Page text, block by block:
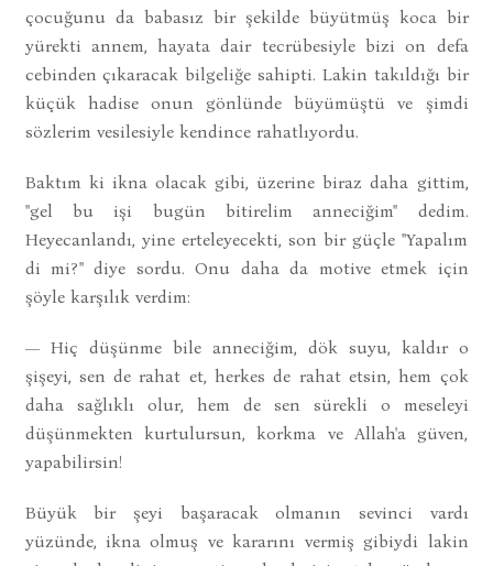
çocuğunu da babasız bir şekilde büyütmüş koca bir
yürekti annem, hayata dair tecrübesiyle bizi on defa
cebinden çıkaracak bilgeliğe sahipti. Lakin takıldığı bir
küçük hadise onun gönlünde büyümüştü ve şimdi
sözlerim vesilesiyle kendince rahatlıyordu.
Baktım ki ikna olacak gibi, üzerine biraz daha gittim,
"gel bu işi bugün bitirelim anneciğim" dedim.
Heyecanlandı, yine erteleyecekti, son bir güçle "Yapalım
di mi?" diye sordu. Onu daha da motive etmek için
şöyle karşılık verdim:
— Hiç düşünme bile anneciğim, dök suyu, kaldır o
şişeyi, sen de rahat et, herkes de rahat etsin, hem çok
daha sağlıklı olur, hem de sen sürekli o meseleyi
düşünmekten kurtulursun, korkma ve Allah'a güven,
yapabilirsin!
Büyük bir şeyi başaracak olmanın sevinci vardı
yüzünde, ikna olmuş ve kararını vermiş gibiydi lakin